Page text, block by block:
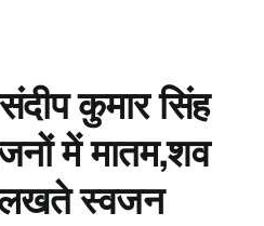
कुमार सिंह
में मातम,शव
स्वजन